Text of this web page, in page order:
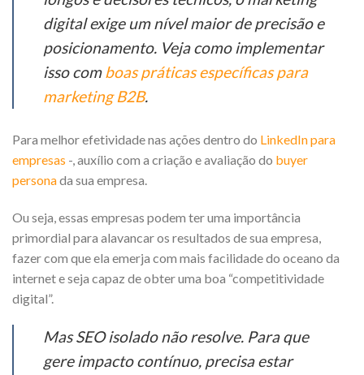
digital exige um nível maior de precisão e
posicionamento. Veja como implementar
isso comboas práticas específicas para
marketing B2B.
Para melhor efetividade nas ações dentro do LinkedIn para
empresas -, auxílio com a criação e avaliação do buyer
personada sua empresa.
Ou seja, essas empresas podem ter uma importância
primordial para alavancar os resultados de sua empresa,
fazer com que ela emerja com mais facilidade do oceano da
internet e seja capaz de obter uma boa “competitividade
digital”.
Mas SEO isolado não resolve. Para que
gere impacto contínuo, precisa estar